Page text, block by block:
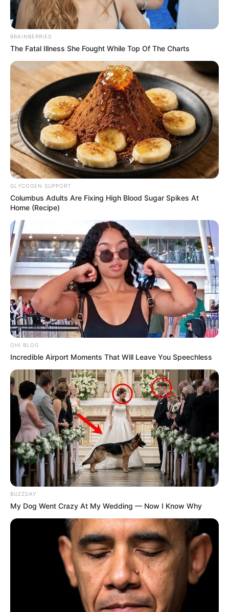
ΥΠΗΡΞΕ ΠΟΛΥ ΑΝΩΤΕΡΟΣ ΠΟΛΙΤΙΣΜΟΣ
ΑΠΟ ΤΟΝ ΔΙΚΟ ΜΑΣ ΧΙΛΙΑΔΕΣ ΧΡΟΝΙΑ
ΠΡΙΝ.
Άρα και ανάλογου αριθμού επιστημονικών μυαλών δομών
εργαλείων υψηλής τεχνολογίας κ.λ.π., βγαίνει εύκολα το
συμπέρασμα πως ο συγγραφέας των Ομηρικών Επών,
ανήκει σε ένα πολιτισμό τεχνολογικά χιλιάδες χρόνια
μπροστά από αυτόν που έχουμε σήμερα στην ΓΗ. Χωρίς
απόδειξη που προκύπτει σαν συμπέρασμα, ότι δηλαδή ο
γαλαξίας κατοικείται από νοήμονα όντα και τα
διαγαλαξιακά ταξίδια είναι ΜΙΑ ΠΡΑΓΜΑΤΙΚΟΤΗΤΑ!—ЭIЄ
—
ΛΟΙΠΟΝ;;; ΘΕΛΕΤΕ ΝΑ ΜΙΛΗΣΟΥΜΕ ΓΙΑ ΤΗΝ ΑΛΗΘΙΝΗ
ΙΣΤΟΡΙΑ ΜΑΣ ΑΚΟΜΑ ΚΑΙ ΓΙΑ ΤΑ ΙΧΝΗ ΤΗΣ, Ή ΘΑ
ΣΥΝΕΧΙΣΟΥΜΕ ΝΑ ΜΙΛΑΜΕ ΓΙΑ ΤΗΝ… ”ΚΑΙΟΜΕΝΗ ΒΑΤΟ”,
”ΑΓΑΠΟΥΛΗΔΕΣ”, ΠΡΑΣΙΝΑ ΑΛΟΓΑ, ΔΡΑΚΟΥΣ ΚΑΙ
ΛΕΜΟΥΡΙΟΥΣ;; ΠΟΥ ΥΠΟΓΡΑΨΑΝ ΟΛΟΙ ΑΥΤΟΙ ΤΟ
ΣΥΜΠΑΝ ΔΕΝ ΜΑΣ ΛΕΤΕ. ΤΑ ΟΝΟΜΑΤΑ ΤΟΥΣ ΔΛΔ ΠΟΥ
ΔΙΟΓΕΝΕΙΣ ΠΕΡΙΜΕΝΟΥΜΕ …. ΑΠΑΝΤΗΣΗ!!!—ЭIЄ—
ΕΛΕΝΗ.”
ΚΑΙ ΕΧΩ ΝΑ ΠΡΟΣΘΕΣΩ ΚΑΠΟΙΑ ΠΡΑΓΜΑΤΑ ΑΚΟΜΑ.
ΠΟΙΟΣ ΑΡΑΓΕ ΓΝΩΡΙΖΕΙ ΟΤΙ Η ΝΑΣΑ ΕΙΧΕ ΑΝΑΓΚΑΣΕΙ
ΠΟΛΛΟΥΣ ΑΠΟ ΤΟΥΣ ΚΑΛΥΤΕΡΟΥΣ ΕΠΙΣΤΗΜΟΝΕΣ ΤΗΣ
ΝΑ ΚΛΕΙΣΤΟΥΝ ΓΙΑ ΜΗΝΕΣ ΣΕ ΕΝΑ ΔΩΜΑΤΙΟ ΚΑΙ ΝΑ
ΠΡΟΣΠΑΘΗΣΟΥΝ ΝΑ ΑΠΟΚΩΔΙΚΟΠΟΙΗΣΟΥΝ ΤΙΣ
ΟΔΗΓΙΕΣ ΠΟΥ ΔΙΝΕΙ Η ΚΙΡΚΗ ΣΤΟΝ ΟΔΥΣΣΕΑ; ΚΑΙ ΓΙΑΤΙ
ΟΛΟΚΛΗΡΗ ΝΑΣΑ ΝΑ ΑΣΧΟΛΗΘΕΙ ΜΕ ΕΝΑ ΚΕΙΜΕΝΟ ΠΟΥ
ΕΙΧΕ ΓΡΑΦΤΕΙ ΧΙΛΙΑΔΕΣ ΧΡΟΝΙΑ ΠΡΙΝ; ΔΕΝ ΥΠΟΤΙΘΕΤΑΙ
ΑΝΩΤΕΡΗ ΟΛΩΝ; ΑΜ ΔΕ…… ΚΑΤΙ ΑΛΛΟ ΣΥΜΒΑΙΝΕΙ ΚΑΙ
ΟΠΩΣ ΚΑΝΟΥΝ ΠΑΝΤΑ, ΜΑΣ ΤΟ ΕΧΟΥΝ ΚΡΥΨΕΙ.
ΠΕΤΑΓΑΝ ΜΕ ΔΙΑΣΤΗΜΟΠΛΟΙΑ, 50000
ΧΡΟΝΙΑ ΠΡΙΝ ΟΙ ΑΝΘΡΩΠΟΙ.
ΜΟΝΟ ΤΟ ΧΡΥΣΟ ΓΕΝΟΣ ΤΟΥ ΗΣΙΟΔΟΥ ΕΑΝ
ΔΙΑΒΑΣΟΥΜΕ ΘΑ ΔΟΥΜΕ ΟΤΙ ΚΑΠΟΤΕ ΕΙΜΑΣΤΑΝ ΠΟΛΥ
BRAINBERRIES
The Fatal Illness She Fought While Top Of The Charts
GLYCOGEN SUPPORT
Columbus Adults Are Fixing High Blood Sugar Spikes At
Home (Recipe)
OHI BLOG
Incredible Airport Moments That Will Leave You Speechless
BUZZDAY
My Dog Went Crazy At My Wedding — Now I Know Why